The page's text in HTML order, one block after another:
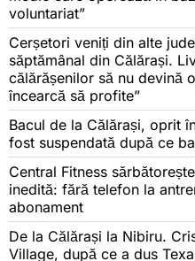
voluntariat”
Cerșetori veniți din alte
săptămânal din Călărași.
călărășenilor să nu devină
încearcă să profite”
Bacul de la Călărași, oprit
fost suspendată după ce
Central Fitness
inedită: fără telefon la
abonament
De la Călărași la Nibiru.
Village, după ce a dus